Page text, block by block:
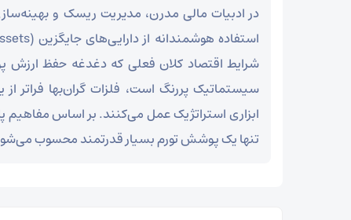
در ادبیات مالی مدرن، مدیریت ریسک و
شرایط اقتصاد کلان فعلی که دغدغه حفظ
سیستماتیک پررنگ است، فلزات گران‌بها فراتر از
ابزاری استراتژیک عمل می‌کنند. بر اساس مفاهیم
تنها یک پوشش تورم بسیار قدرتمند محسوب